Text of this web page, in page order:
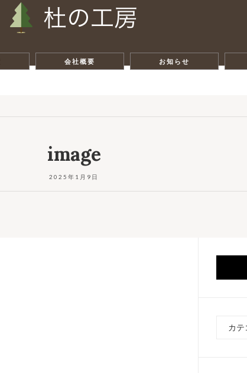
会社概要 お知らせ
image
2025年1月9日